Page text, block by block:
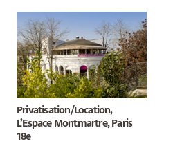
Privatisation/Location,
L’Espace Montmartre, Paris
18e